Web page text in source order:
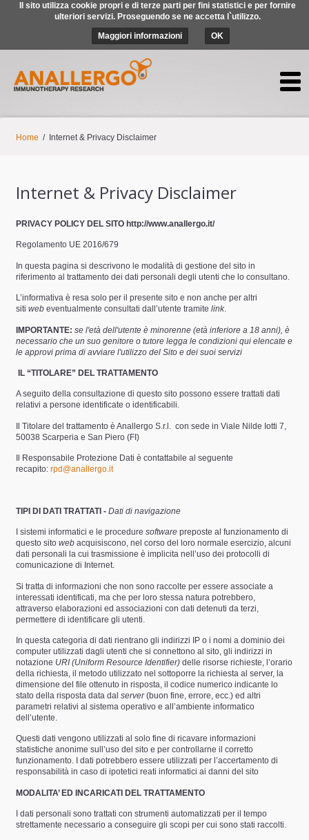
LOGIN
Home / Internet & Privacy Disclaimer
Internet & Privacy Disclaimer
PRIVACY POLICY DEL SITO http://www.anallergo.it/
Regolamento UE 2016/679
In questa pagina si descrivono le modalità di gestione del sito in
riferimento al trattamento dei dati personali degli utenti che lo consultano.
L’informativa è resa solo per il presente sito e non anche per altri
siti web eventualmente consultati dall’utente tramite link.
IMPORTANTE: se l'età dell'utente è minorenne (età inferiore a 18 anni), è
necessario che un suo genitore o tutore legga le condizioni qui elencate e
le approvi prima di avviare l'utilizzo del Sito e dei suoi servizi
IL “TITOLARE” DEL TRATTAMENTO
A seguito della consultazione di questo sito possono essere trattati dati
relativi a persone identificate o identificabili.
Il Titolare del trattamento è Anallergo S.r.l.
con sede in Viale Nilde Iotti 7,
50038 Scarperia e San Piero (FI)
Il Responsabile Protezione Dati è contattabile al seguente
recapito: rpd@anallergo.it
TIPI DI DATI TRATTATI - Dati di navigazione
I sistemi informatici e le procedure software preposte al funzionamento di
questo sito web acquisiscono, nel corso del loro normale esercizio, alcuni
dati personali la cui trasmissione è implicita nell’uso dei protocolli di
comunicazione di Internet.
Si tratta di informazioni che non sono raccolte per essere associate a
interessati identificati, ma che per loro stessa natura potrebbero,
attraverso elaborazioni ed associazioni con dati detenuti da terzi,
permettere di identificare gli utenti.
In questa categoria di dati rientrano gli indirizzi IP o i nomi a dominio dei
computer utilizzati dagli utenti che si connettono al sito, gli indirizzi in
notazione URI (Uniform Resource Identifier) delle risorse richieste, l’orario
della richiesta, il metodo utilizzato nel sottoporre la richiesta al server, la
dimensione del file ottenuto in risposta, il codice numerico indicante lo
stato della risposta data dal server(buon fine, errore, ecc.) ed altri
parametri relativi al sistema operativo e all’ambiente informatico
dell’utente.
Questi dati vengono utilizzati al solo fine di ricavare informazioni
statistiche anonime sull’uso del sito e per controllarne il corretto
funzionamento. I dati potrebbero essere utilizzati per l’accertamento di
responsabilità in caso di ipotetici reati informatici ai danni del sito
MODALITA’ ED INCARICATI DEL TRATTAMENTO
I dati personali sono trattati con strumenti automatizzati per il tempo
strettamente necessario a conseguire gli scopi per cui sono stati raccolti.
Il sito utilizza cookie propri e di terze parti per fini statistici e per fornire
ulteriori servizi. Proseguendo se ne accetta l`utilizzo.
Maggiori informazioni
OK